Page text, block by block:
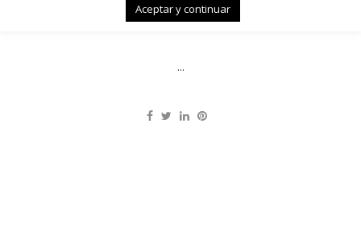
Benjamín Sanchis Por Indonesia
...
Aceptar y continuar